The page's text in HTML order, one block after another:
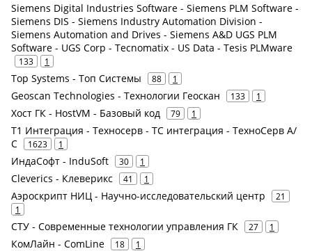
Siemens Digital Industries Software - Siemens PLM Software -
Siemens DIS - Siemens Industry Automation Division -
Siemens Automation and Drives - Siemens A&D UGS PLM
Software - UGS Corp - Tecnomatix - US Data - Tesis PLMware
133 1
Top Systems - Топ Системы 88 1
Geoscan Technologies - Технологии Геоскан 133 1
Хост ГК - HostVM - Базовый код 79 1
Т1 Интеграция - Техносерв - ТС интеграция - ТехноСерв А/
С
1623 1
ИндаСофт - InduSoft 30 1
Cleverics - Клеверикс 41 1
Аэроскрипт НИЦ - Научно-исследовательский центр
21
1
СТУ - Современные технологии управления ГК 27 1
КомЛайн - ComLine 18 1